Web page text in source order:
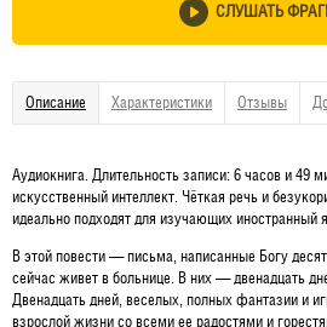
СЛУШАТЬ
Описание Характеристики Отзывы
Аудиокнига. Длительность записи: 6 часов и 49
искусственный интеллект. Чёткая речь и
идеально подходят для изучающих иностранный
В этой повести — письма, написанные Богу
сейчас живет в больнице. В них — двенадцать
Двенадцать дней, веселых, полных фантазии и
взрослой жизни со всеми ее радостями и